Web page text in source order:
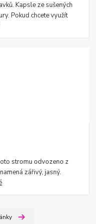
Kapsle ze sušených
Pokud chcete využít
stromu odvozeno z
zářivý, jasný.